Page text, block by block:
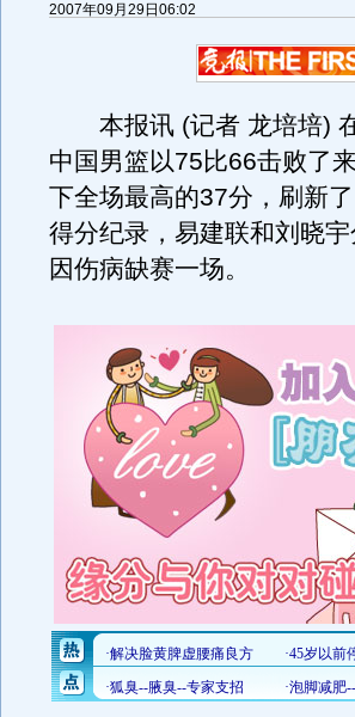
2007年09月29日06:02
本报讯 (记者 龙培培)
中国男篮以75比66击败了
下全场最高的37分，刷新
得分纪录，易建联和刘晓
因伤病缺赛一场。